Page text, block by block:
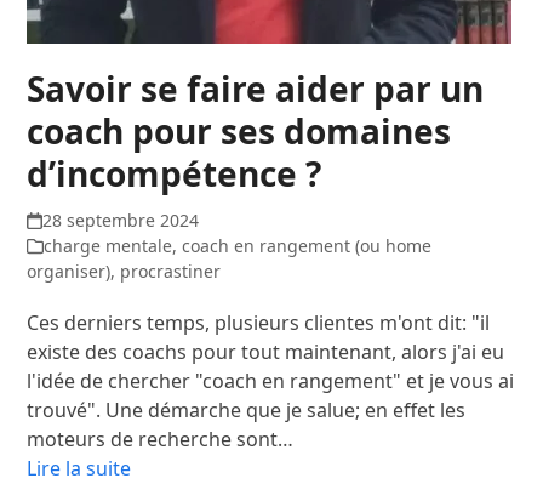
Savoir se faire aider par un
coach pour ses domaines
d’incompétence ?
28 septembre 2024
charge mentale,coach en rangement (ou home
organiser), procrastiner
Ces derniers temps, plusieurs clientes m'ont dit: "il
existe des coachs pour tout maintenant, alors j'ai eu
l'idée de chercher "coach en rangement" et je vous ai
trouvé". Une démarche que je salue; en effet les
moteurs de recherche sont…
Lire la suite